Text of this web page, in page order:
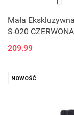
Mała
S-020
209.99
NOWOŚĆ